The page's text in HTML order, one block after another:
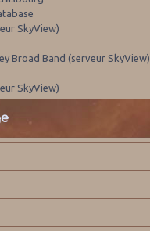
SkyView)
Broad Band (serveur SkyView)
SkyView)